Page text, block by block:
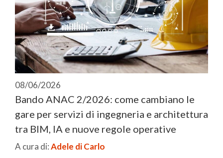
08/06/2026
Bando ANAC 2/2026: come cambiano le
gare per servizi di ingegneria e architettura
tra BIM, IA e nuove regole operative
A cura di:Adele di Carlo